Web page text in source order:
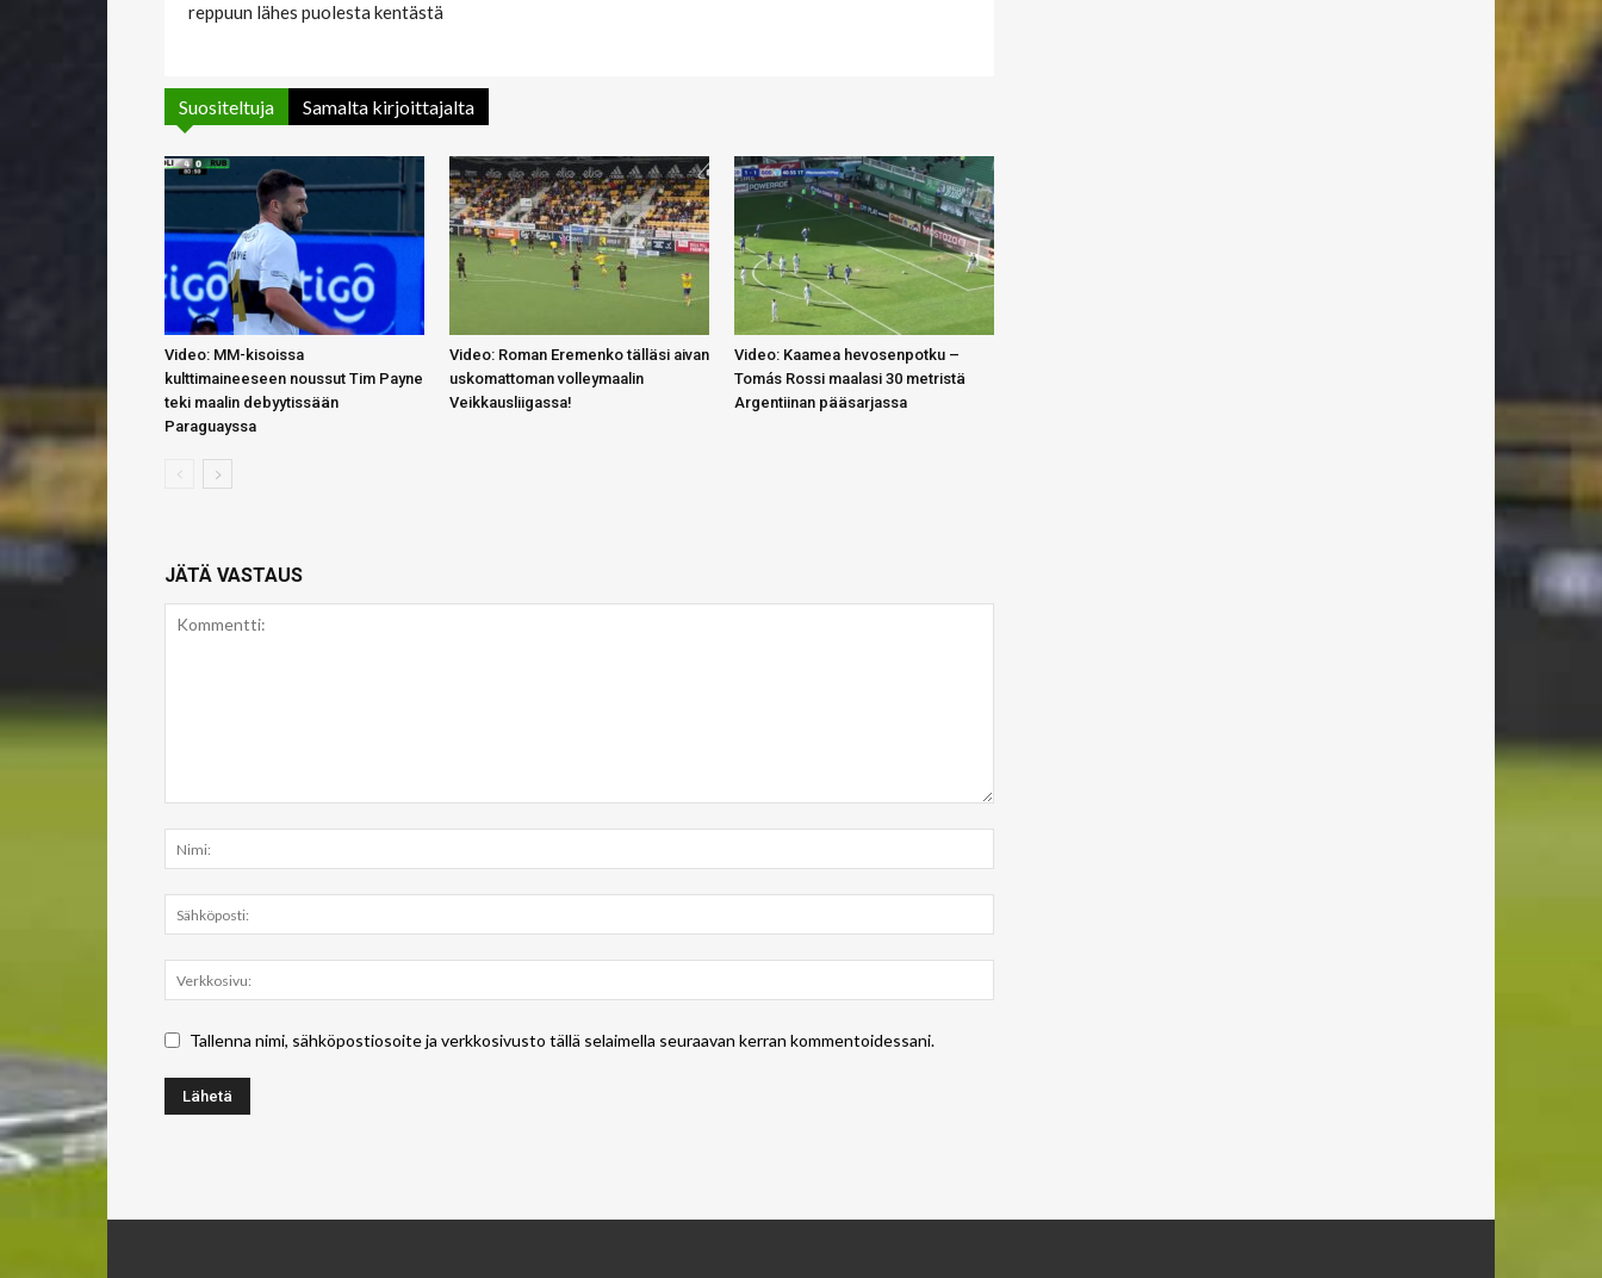
reppuun lähes puolesta kentästä
Suositeltuja Samalta kirjoittajalta
Video: MM-kisoissa
kulttimaineeseen noussut Tim Payne
teki maalin debyytissään
Paraguayssa
Video: Roman Eremenko tälläsi aivan
uskomattoman volleymaalin
Veikkausliigassa!
Video: Kaamea hevosenpotku –
Tomás Rossi maalasi 30 metristä
Argentiinan pääsarjassa
JÄTÄ VASTAUS
Tallenna nimi, sähköpostiosoite ja verkkosivusto tällä selaimella seuraavan kerran kommentoidessani.